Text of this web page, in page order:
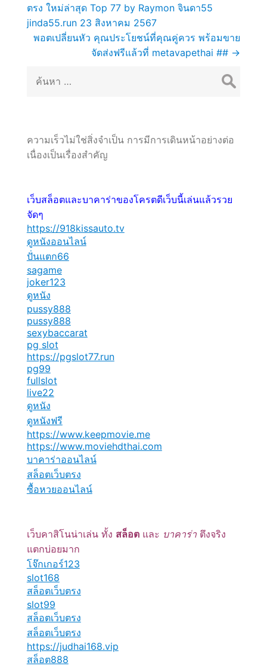
เรื่อง
ตรง ใหม่ล่าสุด Top 77 by Raymon จินดา55
jinda55.run 23 สิงหาคม 2567
พอตเปลี่ยนหัว คุณประโยชน์ที่คุณคู่ควร พร้อมขาย
จัดส่งฟรีแล้วที่ metavapethai ## →
สำหรับ:
ความเร็วไม่ใช่สิ่งจำเป็น การมีการเดินหน้าอย่างต่อ
เนื่องเป็นเรื่องสำคัญ
เว็บสล็อตและบาคาร่าของโครตดีเว็บนี้เล่นแล้วรวย
จัดๆ
https://918kissauto.tv
ดูหนังออนไลน์
ปั่นแตก66
sagame
joker123
ดูหนัง
pussy888
pussy888
sexybaccarat
pg slot
https://pgslot77.run
pg99
fullslot
live22
ดูหนัง
ดูหนังฟรี
https://www.keepmovie.me
https://www.moviehdthai.com
บาคาร่าออนไลน์
สล็อตเว็บตรง
ซื้อหวยออนไลน์
เว็บคาสิโนน่าเล่น ทั้ง สล็อตและ บาคาร่าตึงจริง
แตกบ่อยมาก
โจ๊กเกอร์123
slot168
สล็อตเว็บตรง
slot99
สล็อตเว็บตรง
สล็อตเว็บตรง
https://judhai168.vip
สล็อต888